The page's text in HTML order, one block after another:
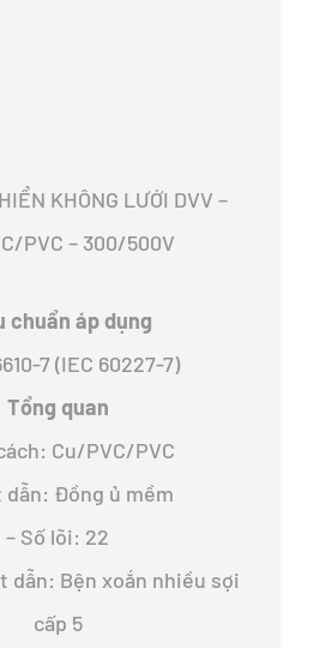
KHÔNG LƯỚI DVV –
PVC – 300/500V
chuẩn áp dụng
7 (IEC 60227-7)
Tổng quan
Cu/PVC/PVC
dẫn: Đồng ủ mềm
– Số lõi: 22
dẫn: Bện xoắn nhiều sợi
cấp 5